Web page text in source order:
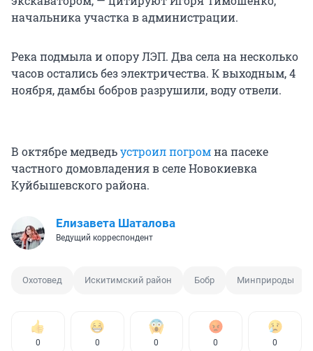
начальника участка в администрации.
Река подмыла и опору ЛЭП. Два села на несколько
часов остались без электричества. К выходным, 4
ноября, дамбы бобров разрушили, воду отвели.
В октябре медведьустроил погромна пасеке
частного домовладения в селе Новокиевка
Куйбышевского района.
Елизавета Шаталова
Ведущий корреспондент
Охотовед Искитимский район Бобр Минприроды
0 0 0 0 0